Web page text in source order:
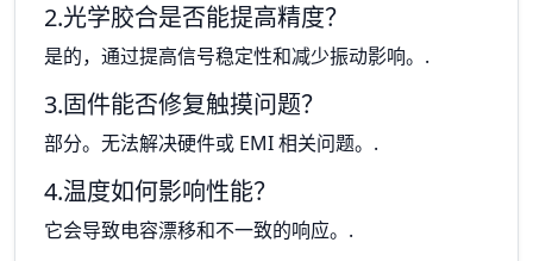
2.光学胶合是否能提高精度？
是的，通过提高信号稳定性和减少振动影响。.
3.固件能否修复触摸问题？
部分。无法解决硬件或 EMI 相关问题。.
4.温度如何影响性能？
它会导致电容漂移和不一致的响应。.